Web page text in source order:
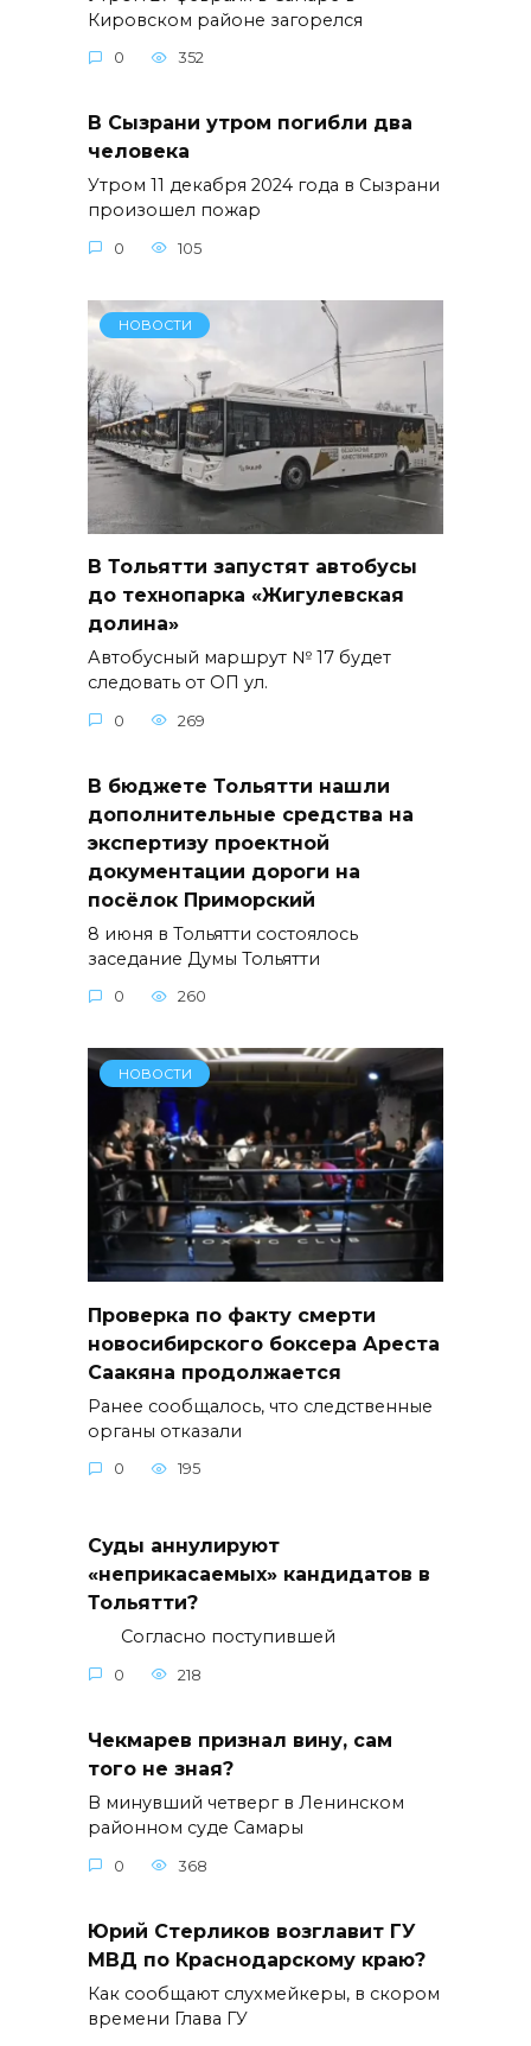
Кировском районе загорелся
0 352
В Сызрани утром погибли два
человека
Утром 11 декабря 2024 года в Сызрани
произошел пожар
0 105
НОВОСТИ
В Тольятти запустят автобусы
до технопарка «Жигулевская
долина»
Автобусный маршрут № 17 будет
следовать от ОП ул.
0 269
В бюджете Тольятти нашли
дополнительные средства на
экспертизу проектной
документации дороги на
посёлок Приморский
8 июня в Тольятти состоялось
заседание Думы Тольятти
0 260
НОВОСТИ
Проверка по факту смерти
новосибирского боксера Ареста
Саакяна продолжается
Ранее сообщалось, что следственные
органы отказали
0 195
Суды аннулируют
«неприкасаемых» кандидатов в
Тольятти?
Согласно поступившей
0 218
Чекмарев признал вину, сам
того не зная?
В минувший четверг в Ленинском
районном суде Самары
0 368
Юрий Стерликов возглавит ГУ
МВД по Краснодарскому краю?
Как сообщают слухмейкеры, в скором
времени Глава ГУ